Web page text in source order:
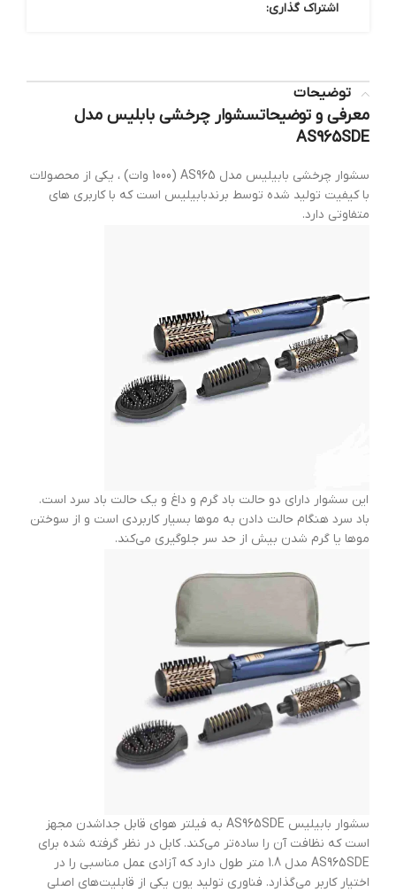
اشتراک گذاری:
توضیحات
معرفی و توضیحاتسشوار چرخشی بابلیس مدل
AS965SDE
سشوار چرخشی بابیلیس مدل AS965 (1000 وات) ، یکی از محصولات
با کیفیت تولید شده توسط برندبابیلیس است که با کاربری های
متفاوتی دارد.
این سشوار دارای دو حالت باد گرم و داغ و یک حالت باد سرد است.
باد سرد هنگام حالت دادن به موها بسیار کاربردی است و از سوختن
موها یا گرم شدن بیش از حد سر جلوگیری می‌کند.
سشوار بابیلیس AS965SDE به فیلتر هوای قابل جداشدن مجهز
است که نظافت آن را ساده‌تر می‌کند. کابل در نظر گرفته شده برای
AS965SDE مدل 1.8 متر طول دارد که آزادی عمل مناسبی را در
اختیار کاربر می‌گذارد. فناوری تولید یون یکی از قابلیت‌های اصلی